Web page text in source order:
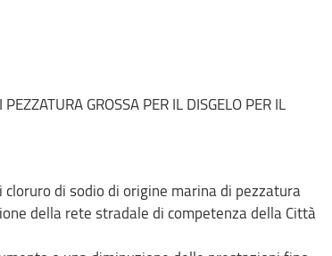
GROSSA PER IL DISGELO PER IL
di sodio di origine marina di pezzatura
della rete stradale di competenza della Città